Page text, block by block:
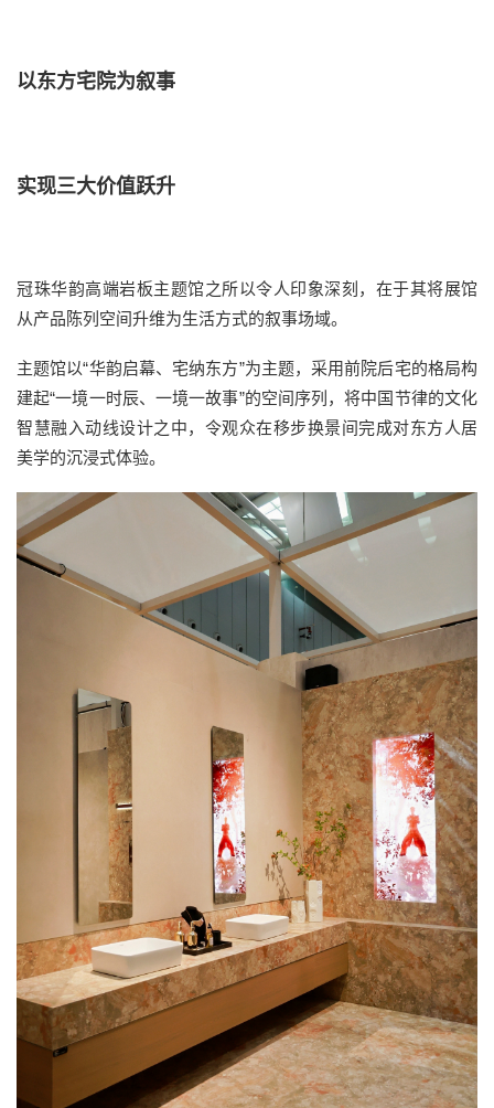
以东方宅院为叙事
实现三大价值跃升
冠珠华韵高端岩板主题馆之所以令人印象深刻，在于其将展馆
从产品陈列空间升维为生活方式的叙事场域。
主题馆以“华韵启幕、宅纳东方”为主题，采用前院后宅的格局构
建起“一境一时辰、一境一故事”的空间序列，将中国节律的文化
智慧融入动线设计之中，令观众在移步换景间完成对东方人居
美学的沉浸式体验。